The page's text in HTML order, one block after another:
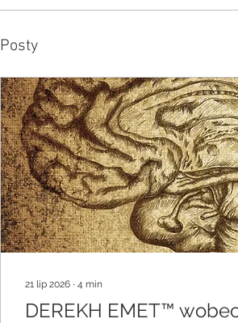
Posty
21 lip 2026 ∙ 4 min
DEREKH EMET™